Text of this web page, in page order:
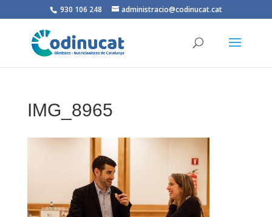
930 106 248 administracio@codinucat.cat
IMG_8965